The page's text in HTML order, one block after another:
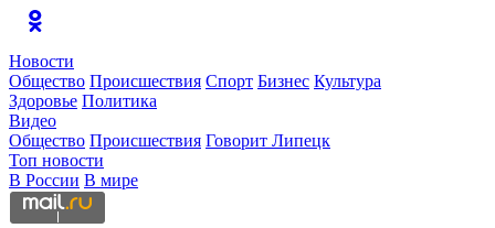
Новости
Общество Происшествия Спорт Бизнес Культура
Здоровье Политика
Видео
Общество Происшествия Говорит Липецк
Топ новости
В России В мире